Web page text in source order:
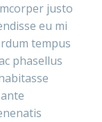
justo
eu mi
tempus
phasellus